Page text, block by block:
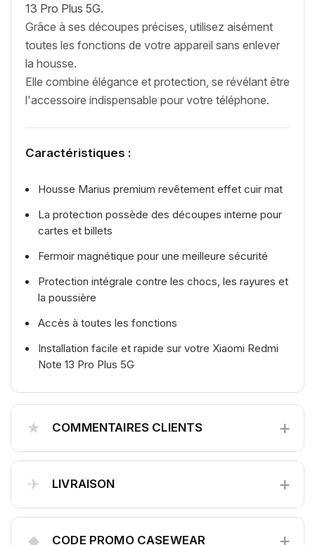
13 Pro Plus 5G.
Grâce à ses découpes précises, utilisez aisément
toutes les fonctions de votre appareil sans enlever
la housse.
Elle combine élégance et protection, se révélant être
l'accessoire indispensable pour votre téléphone.
Caractéristiques :
Housse Marius premium revêtement effet cuir mat
La protection possède des découpes interne pour
cartes et billets
Fermoir magnétique pour une meilleure sécurité
Protection intégrale contre les chocs, les rayures et
la poussière
Accès à toutes les fonctions
Installation facile et rapide sur votre Xiaomi Redmi
Note 13 Pro Plus 5G
★ COMMENTAIRES CLIENTS +
✈ LIVRAISON +
◆ CODE PROMO CASEWEAR